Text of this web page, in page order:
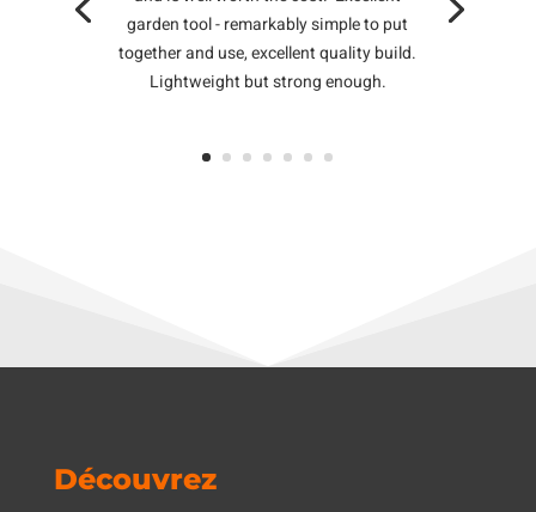
garden tool - remarkably simple to put
together and use, excellent quality build.
Lightweight but strong enough.
Découvrez